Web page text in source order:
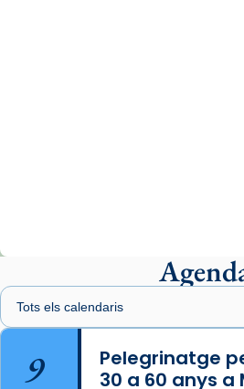
presidit aquest 27 de juliol
Santes de Mataró.
🔗
📸 J. Merino
Photo
9
Pelegrinatge
30 a 60 anys a